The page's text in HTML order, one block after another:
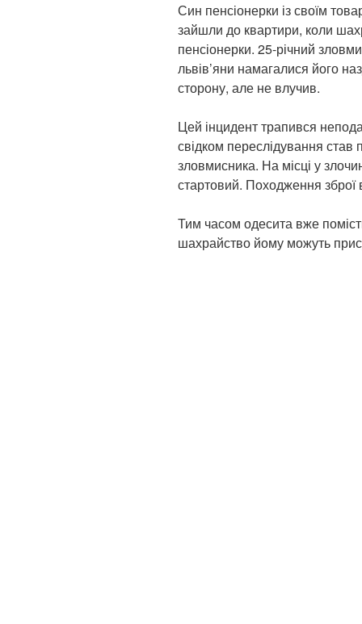
Син пенсіонерки із своїм
зайшли до квартири, коли
пенсіонерки. 25-річний
львів’яни намагалися його
сторону, але не влучив.
Цей інцидент трапився
свідком переслідування став
зловмисника. На місці у
стартовий. Походження зброї
Тим часом одесита вже
шахрайство йому можуть